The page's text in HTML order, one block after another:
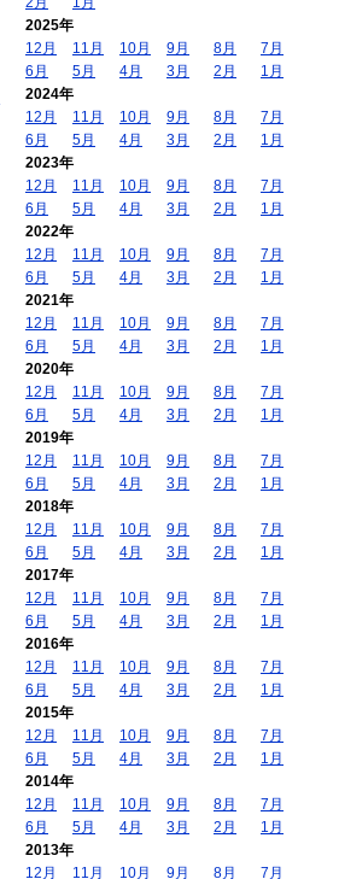
2025年
12月
11月 10月 9月 8月
7月
6月
5月 4月 3月 2月
1月
2024年
12月
11月 10月 9月 8月
7月
6月
5月 4月 3月 2月
1月
2023年
12月
11月 10月 9月 8月
7月
6月
5月 4月 3月 2月
1月
2022年
12月
11月 10月 9月 8月
7月
6月
5月 4月 3月 2月
1月
2021年
12月
11月 10月 9月 8月
7月
6月
5月 4月 3月 2月
1月
2020年
12月
11月 10月 9月 8月
7月
6月
5月 4月 3月 2月
1月
2019年
12月
11月 10月 9月 8月
7月
6月
5月 4月 3月 2月
1月
2018年
12月
11月 10月 9月 8月
7月
6月
5月 4月 3月 2月
1月
2017年
12月
11月 10月 9月 8月
7月
6月
5月 4月 3月 2月
1月
2016年
12月
11月 10月 9月 8月
7月
6月
5月 4月 3月 2月
1月
2015年
12月
11月 10月 9月 8月
7月
6月
5月 4月 3月 2月
1月
2014年
12月
11月 10月 9月 8月
7月
6月
5月 4月 3月 2月
1月
2013年
12月
11月 10月 9月 8月 7月